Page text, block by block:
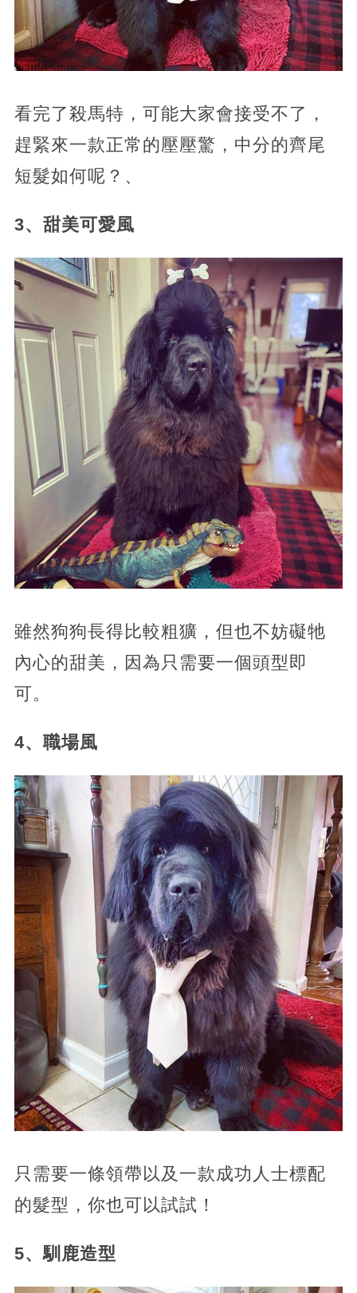
看完了殺馬特，可能大家會接受不了，
趕緊來一款正常的壓壓驚，中分的齊尾
短髮如何呢？、
3、甜美可愛風
雖然狗狗長得比較粗獷，但也不妨礙牠
內心的甜美，因為只需要一個頭型即
可。
4、職場風
只需要一條領帶以及一款成功人士標配
的髮型，你也可以試試！
5、馴鹿造型